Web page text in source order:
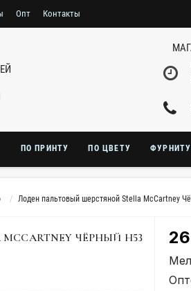
Опт Контакты
ПО ПРИНТУ ПО ЦВЕТУ
Лоден пальтовый шерстяной Stella McCartney
ЧЁРНЫЙ H53